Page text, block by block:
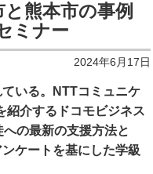
熊本市の事例
ミナー
2024年6月17日
いる。NTTコミュニケ
紹介するドコモビジネス
の最新の支援方法と
ケートを基にした学級